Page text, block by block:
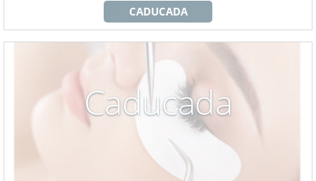
CADUCADA
Caducada